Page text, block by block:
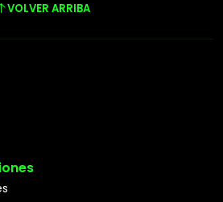
VOLVER ARRIBA